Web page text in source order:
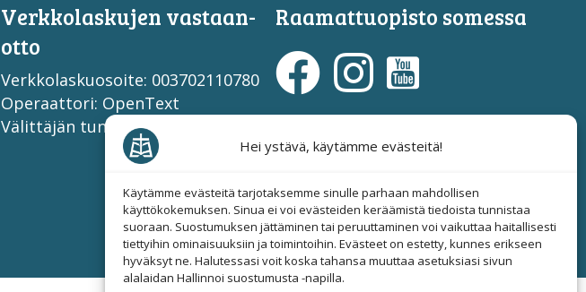
Hei ystävä, käytämme evästeitä!
Käytämme evästeitä tarjotaksemme sinulle parhaan mahdollisen
käyttökokemuksen. Sinua ei voi evästeiden keräämistä tiedoista tunnistaa
suoraan. Suostumuksen jättäminen tai peruuttaminen voi vaikuttaa haitallisesti
tiettyihin ominaisuuksiin ja toimintoihin. Evästeet on estetty, kunnes erikseen
hyväksyt ne. Halutessasi voit koska tahansa muuttaa asetuksiasi sivun
alalaidan Hallinnoi suostumusta -napilla.
Verkko­laskujen vastaan­
otto
Verkkolaskuosoite: 003702110780
Operaattori: OpenText
Välittäjän tunnus: 003708599126
Raamattuopisto somessa
Hallinnoi evästeitä
© 2019-2026 Suomen
Raamattuopisto